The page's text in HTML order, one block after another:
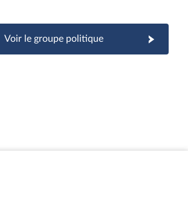
Voir le groupe politique